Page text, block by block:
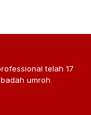
telah 17
umroh